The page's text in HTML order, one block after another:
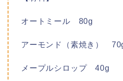
オートミール 80g
アーモンド（素焼き）
メープルシロップ 40g